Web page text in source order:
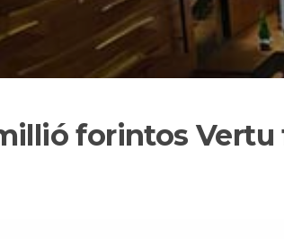
forintos